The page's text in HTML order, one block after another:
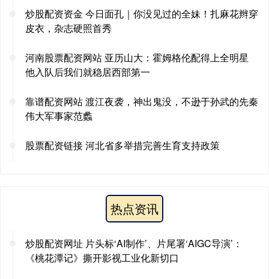
炒股配资资金 今日面孔｜你没见过的全妹！扎麻花辫穿
皮衣，杂志硬照首秀
河南股票配资网站 亚历山大：霍姆格伦配得上全明星
他入队后我们就稳居西部第一
靠谱配资网站 渡江夜袭，神出鬼没，不逊于孙武的先秦
伟大军事家范蠡
股票配资链接 河北省多举措完善生育支持政策
热点资讯
炒股配资网址 片头标‘AI制作’、片尾署‘AIGC导演’：
《桃花潭记》撕开影视工业化新切口